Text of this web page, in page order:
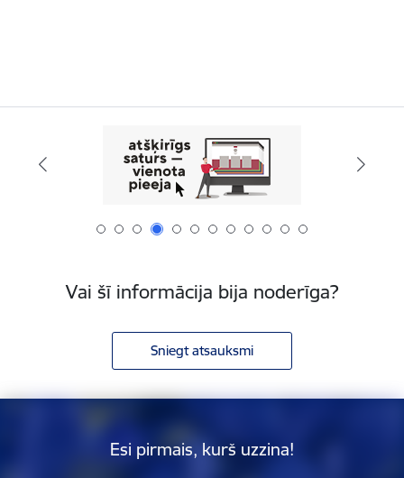
Vai šī informācija bija noderīga?
Sniegt atsauksmi
Esi pirmais, kurš uzzina!